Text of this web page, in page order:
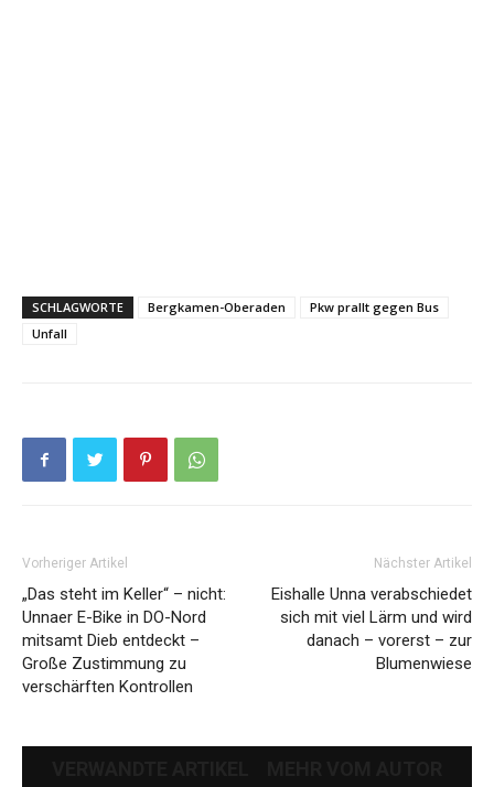
SCHLAGWORTE Bergkamen-Oberaden
Pkw prallt gegen Bus
Unfall
Vorheriger Artikel
„Das steht im Keller“ – nicht:
Unnaer E-Bike in DO-Nord
mitsamt Dieb entdeckt –
Große Zustimmung zu
verschärften Kontrollen
Nächster Artikel
Eishalle Unna verabschiedet
sich mit viel Lärm und wird
danach – vorerst – zur
Blumenwiese